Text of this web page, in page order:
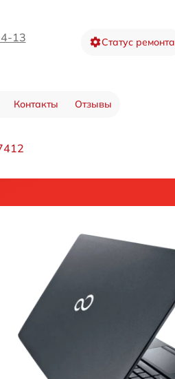
13 Статус ремонта
Контакты Отзывы